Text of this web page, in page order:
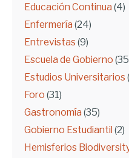
Educación Continua (4)
Enfermería (24)
Entrevistas (9)
Escuela de Gobierno
Estudios Universitarios
Foro (31)
Gastronomía (35)
Gobierno Estudiantil (2)
Hemisferios